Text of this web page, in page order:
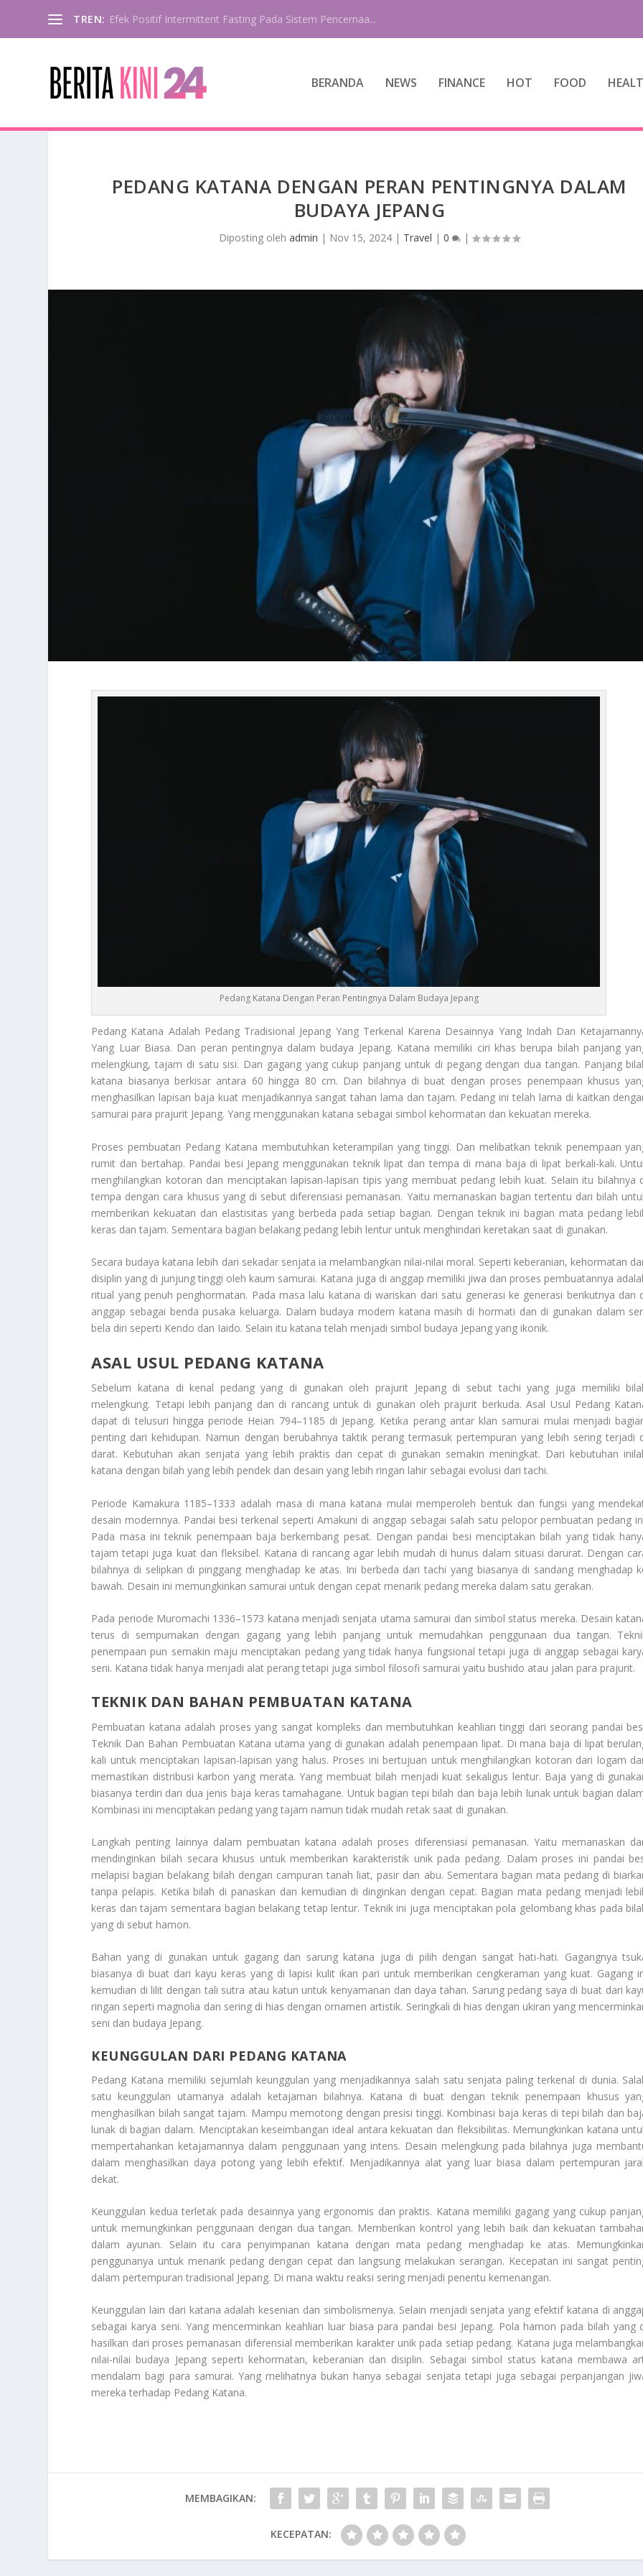
TREN: Efek Positif Intermittent Fasting Pada Sistem Pencernaa...
BERANDA NEWS FINANCE HOT FOOD
PEDANG KATANA DENGAN PERAN PENTINGNYA DALAM
BUDAYA JEPANG
Diposting olehadmin | Nov 15, 2024 | Travel |0 |
Pedang Katana Dengan Peran Pentingnya Dalam Budaya Jepang
Pedang Katana Adalah Pedang Tradisional Jepang Yang Terkenal Karena Desainnya Yang Indah Dan
Yang Luar Biasa. Dan peran pentingnya dalam budaya Jepang. Katana memiliki ciri khas berupa bilah panjang
melengkung, tajam di satu sisi. Dan gagang yang cukup panjang untuk di pegang dengan dua tangan. Panjang
katana biasanya berkisar antara 60 hingga 80 cm. Dan bilahnya di buat dengan proses penempaan khusus
menghasilkan lapisan baja kuat menjadikannya sangat tahan lama dan tajam. Pedang ini telah lama di kaitkan
samurai para prajurit Jepang. Yang menggunakan katana sebagai simbol kehormatan dan kekuatan mereka.
Proses pembuatan Pedang Katana membutuhkan keterampilan yang tinggi. Dan melibatkan teknik penempaan
rumit dan bertahap. Pandai besi Jepang menggunakan teknik lipat dan tempa di mana baja di lipat berkali-kali.
menghilangkan kotoran dan menciptakan lapisan-lapisan tipis yang membuat pedang lebih kuat. Selain itu bilahnya
tempa dengan cara khusus yang di sebut diferensiasi pemanasan. Yaitu memanaskan bagian tertentu dari bilah
memberikan kekuatan dan elastisitas yang berbeda pada setiap bagian. Dengan teknik ini bagian mata pedang
keras dan tajam. Sementara bagian belakang pedang lebih lentur untuk menghindari keretakan saat di gunakan.
Secara budaya katana lebih dari sekadar senjata ia melambangkan nilai-nilai moral. Seperti keberanian, kehormatan
disiplin yang di junjung tinggi oleh kaum samurai. Katana juga di anggap memiliki jiwa dan proses pembuatannya
ritual yang penuh penghormatan. Pada masa lalu katana di wariskan dari satu generasi ke generasi berikutnya dan
anggap sebagai benda pusaka keluarga. Dalam budaya modern katana masih di hormati dan di gunakan dalam
bela diri seperti Kendo dan Iaido. Selain itu katana telah menjadi simbol budaya Jepang yang ikonik.
ASAL USUL PEDANG KATANA
Sebelum katana di kenal pedang yang di gunakan oleh prajurit Jepang di sebut tachi yang juga memiliki
melengkung. Tetapi lebih panjang dan di rancang untuk di gunakan oleh prajurit berkuda.Asal Usul Pedang
dapat di telusuri hingga periode Heian 794–1185 di Jepang. Ketika perang antar klan samurai mulai menjadi
penting dari kehidupan. Namun dengan berubahnya taktik perang termasuk pertempuran yang lebih sering terjadi
darat. Kebutuhan akan senjata yang lebih praktis dan cepat di gunakan semakin meningkat. Dari kebutuhan
katana dengan bilah yang lebih pendek dan desain yang lebih ringan lahir sebagai evolusi dari tachi.
Periode Kamakura 1185–1333 adalah masa di mana katana mulai memperoleh bentuk dan fungsi yang
desain modernnya. Pandai besi terkenal seperti Amakuni di anggap sebagai salah satu pelopor pembuatan pedang
Pada masa ini teknik penempaan baja berkembang pesat. Dengan pandai besi menciptakan bilah yang tidak
tajam tetapi juga kuat dan fleksibel. Katana di rancang agar lebih mudah di hunus dalam situasi darurat. Dengan
bilahnya di selipkan di pinggang menghadap ke atas. Ini berbeda dari tachi yang biasanya di sandang menghadap
bawah. Desain ini memungkinkan samurai untuk dengan cepat menarik pedang mereka dalam satu gerakan.
Pada periode Muromachi 1336–1573 katana menjadi senjata utama samurai dan simbol status mereka. Desain
terus di sempurnakan dengan gagang yang lebih panjang untuk memudahkan penggunaan dua tangan.
penempaan pun semakin maju menciptakan pedang yang tidak hanya fungsional tetapi juga di anggap sebagai
seni. Katana tidak hanya menjadi alat perang tetapi juga simbol filosofi samurai yaitu bushido atau jalan para prajurit.
TEKNIK DAN BAHAN PEMBUATAN KATANA
Pembuatan katana adalah proses yang sangat kompleks dan membutuhkan keahlian tinggi dari seorang pandai
Teknik Dan Bahan Pembuatan Katana utama yang di gunakan adalah penempaan lipat. Di mana baja di lipat
kali untuk menciptakan lapisan-lapisan yang halus. Proses ini bertujuan untuk menghilangkan kotoran dari logam
memastikan distribusi karbon yang merata. Yang membuat bilah menjadi kuat sekaligus lentur. Baja yang di
biasanya terdiri dari dua jenis baja keras tamahagane. Untuk bagian tepi bilah dan baja lebih lunak untuk bagian
Kombinasi ini menciptakan pedang yang tajam namun tidak mudah retak saat di gunakan.
Langkah penting lainnya dalam pembuatan katana adalah proses diferensiasi pemanasan. Yaitu memanaskan
mendinginkan bilah secara khusus untuk memberikan karakteristik unik pada pedang. Dalam proses ini pandai
melapisi bagian belakang bilah dengan campuran tanah liat, pasir dan abu. Sementara bagian mata pedang di
tanpa pelapis. Ketika bilah di panaskan dan kemudian di dinginkan dengan cepat. Bagian mata pedang menjadi
keras dan tajam sementara bagian belakang tetap lentur. Teknik ini juga menciptakan pola gelombang khas pada
yang di sebut hamon.
Bahan yang di gunakan untuk gagang dan sarung katana juga di pilih dengan sangat hati-hati. Gagangnya
biasanya di buat dari kayu keras yang di lapisi kulit ikan pari untuk memberikan cengkeraman yang kuat. Gagang
kemudian di lilit dengan tali sutra atau katun untuk kenyamanan dan daya tahan. Sarung pedang saya di buat dari
ringan seperti magnolia dan sering di hias dengan ornamen artistik. Seringkali di hias dengan ukiran yang
seni dan budaya Jepang.
KEUNGGULAN DARI PEDANG KATANA
Pedang Katana memiliki sejumlah keunggulan yang menjadikannya salah satu senjata paling terkenal di dunia.
satu keunggulan utamanya adalah ketajaman bilahnya. Katana di buat dengan teknik penempaan khusus
menghasilkan bilah sangat tajam. Mampu memotong dengan presisi tinggi. Kombinasi baja keras di tepi bilah dan
lunak di bagian dalam. Menciptakan keseimbangan ideal antara kekuatan dan fleksibilitas. Memungkinkan katana
mempertahankan ketajamannya dalam penggunaan yang intens. Desain melengkung pada bilahnya juga
dalam menghasilkan daya potong yang lebih efektif. Menjadikannya alat yang luar biasa dalam pertempuran
dekat.
Keunggulan kedua terletak pada desainnya yang ergonomis dan praktis. Katana memiliki gagang yang cukup
untuk memungkinkan penggunaan dengan dua tangan. Memberikan kontrol yang lebih baik dan kekuatan
dalam ayunan. Selain itu cara penyimpanan katana dengan mata pedang menghadap ke atas.
penggunanya untuk menarik pedang dengan cepat dan langsung melakukan serangan. Kecepatan ini sangat
dalam pertempuran tradisional Jepang. Di mana waktu reaksi sering menjadi penentu kemenangan.
Keunggulan lain dari katana adalah kesenian dan simbolismenya. Selain menjadi senjata yang efektif katana di
sebagai karya seni. Yang mencerminkan keahlian luar biasa para pandai besi Jepang. Pola hamon pada bilah yang
hasilkan dari proses pemanasan diferensial memberikan karakter unik pada setiap pedang. Katana juga
nilai-nilai budaya Jepang seperti kehormatan, keberanian dan disiplin. Sebagai simbol status katana membawa
mendalam bagi para samurai. Yang melihatnya bukan hanya sebagai senjata tetapi juga sebagai perpanjangan
mereka terhadap Pedang Katana.
MEMBAGIKAN:
KECEPATAN: